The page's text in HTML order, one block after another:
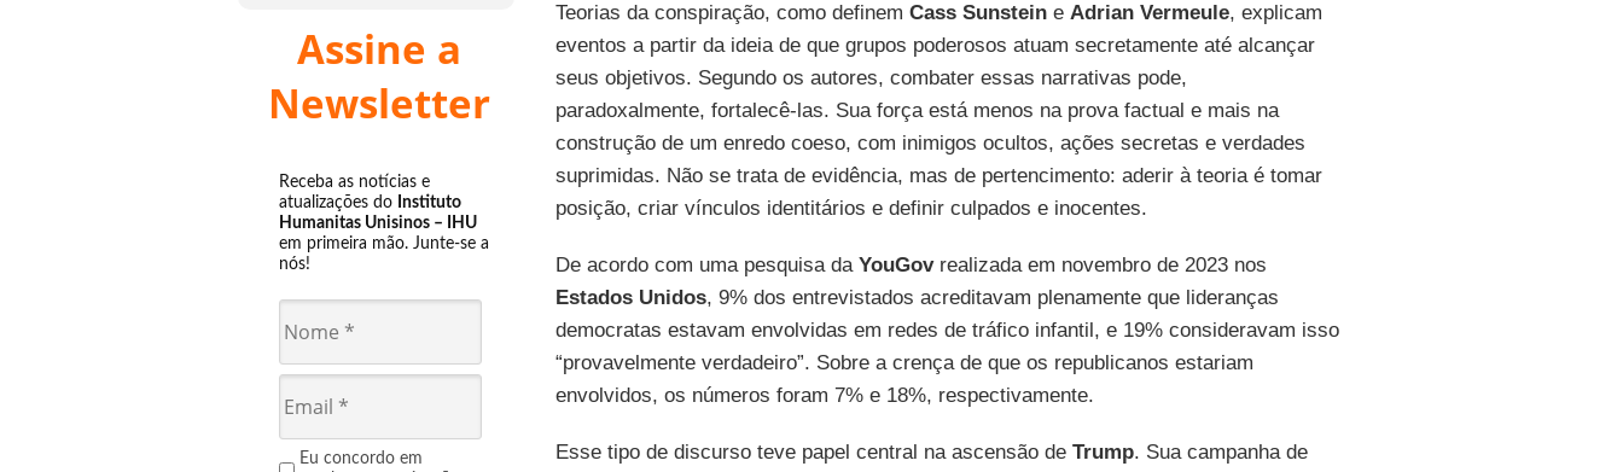
Assine a
Newsletter
Receba as notícias e
atualizações do Instituto
Humanitas Unisinos – IHU
em primeira mão. Junte-se a
nós!
Eu concordo em
Teorias da conspiração, como definem Cass Sunsteine Adrian Vermeule, explicam
eventos a partir da ideia de que grupos poderosos atuam secretamente até alcançar
seus objetivos. Segundo os autores, combater essas narrativas pode,
paradoxalmente, fortalecê-las. Sua força está menos na prova factual e mais na
construção de um enredo coeso, com inimigos ocultos, ações secretas e verdades
suprimidas. Não se trata de evidência, mas de pertencimento: aderir à teoria é tomar
posição, criar vínculos identitários e definir culpados e inocentes.
De acordo com uma pesquisa da YouGovrealizada em novembro de 2023 nos
Estados Unidos, 9% dos entrevistados acreditavam plenamente que lideranças
democratas estavam envolvidas em redes de tráfico infantil, e 19% consideravam isso
“provavelmente verdadeiro”. Sobre a crença de que os republicanos estariam
envolvidos, os números foram 7% e 18%, respectivamente.
Esse tipo de discurso teve papel central na ascensão de Trump. Sua campanha de